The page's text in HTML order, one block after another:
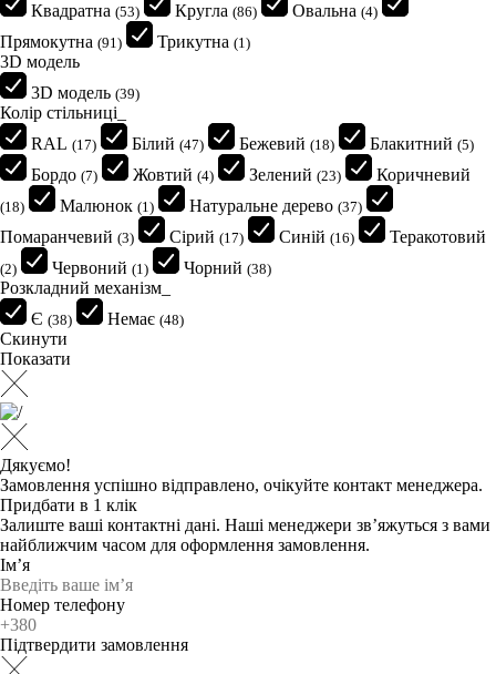
Квадратна (53) Кругла (86) Овальна (4)
Прямокутна (91) Трикутна (1)
3D модель
3D модель (39)
Колір стільниці_
RAL (17) Білий (47) Бежевий (18) Блакитний (5)
Бордо (7) Жовтий (4) Зелений (23) Коричневий
(18) Малюнок (1) Натуральне дерево (37)
Помаранчевий (3) Сірий (17) Синій (16) Теракотовий
(2) Червоний (1) Чорний (38)
Розкладний механізм_
Є (38) Немає (48)
Скинути
Показати
Дякуємо!
Замовлення успішно відправлено, очікуйте контакт менеджера.
Придбати в 1 клік
Залиште ваші контактні дані. Наші менеджери зв’яжуться з вами
найближчим часом для оформлення замовлення.
Ім’я
Номер телефону
Підтвердити замовлення